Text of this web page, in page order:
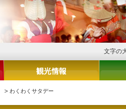
文字の
わくわくサタデー